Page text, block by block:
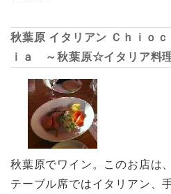
秋葉原 イタリアン Ｃｈｉｏ
ｉａ ～秋葉原☆イタリア料
秋葉原でワイン。このお店は
テーブル席ではイタリアン、